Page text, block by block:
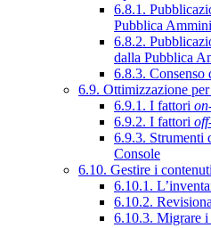
6.8.1.
Pubblica
6.8.2.
dalla Pubblica
6.8.3. Consenso
6.9. Ottimizzazione
6.9.1. I fattori
6.9.2. I fattori
6.9.3. Strumenti
Console
6.10. Gestire i contenuti
6.10.1.
6.10.2.
6.10.3. Migrare i